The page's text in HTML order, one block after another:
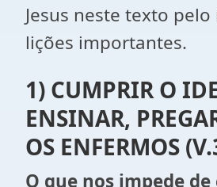
Jesus neste texto
lições importantes.
1) CUMPRIR O
ENSINAR,
OS ENFERMOS
O que nos impede